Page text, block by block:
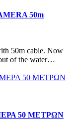
50m
50m cable. Now
of the water…
50 ΜΕΤΡΩΝ